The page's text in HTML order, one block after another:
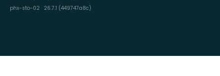
phx-sto-02 · 26.7.1 (449747a8c)